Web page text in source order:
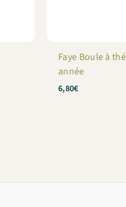
Faye Boule à
année
6,80€